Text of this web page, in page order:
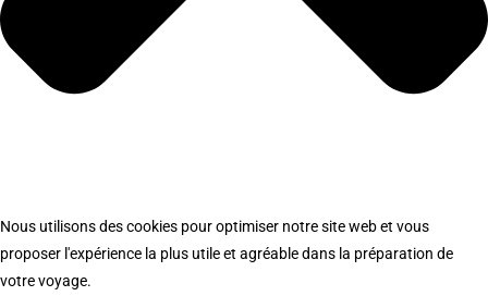
Nous utilisons des cookies pour optimiser notre site web et vous
proposer l'expérience la plus utile et agréable dans la préparation de
votre voyage.